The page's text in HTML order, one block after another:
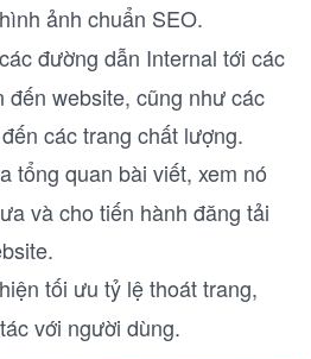
ảnh chuẩn SEO.
đường dẫn Internal tới các
đến website, cũng như các
các trang chất lượng.
tổng quan bài viết, xem nó
và cho tiến hành đăng tải
tối ưu tỷ lệ thoát trang,
với người dùng.